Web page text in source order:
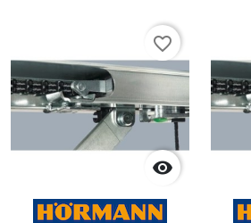

favorite_border